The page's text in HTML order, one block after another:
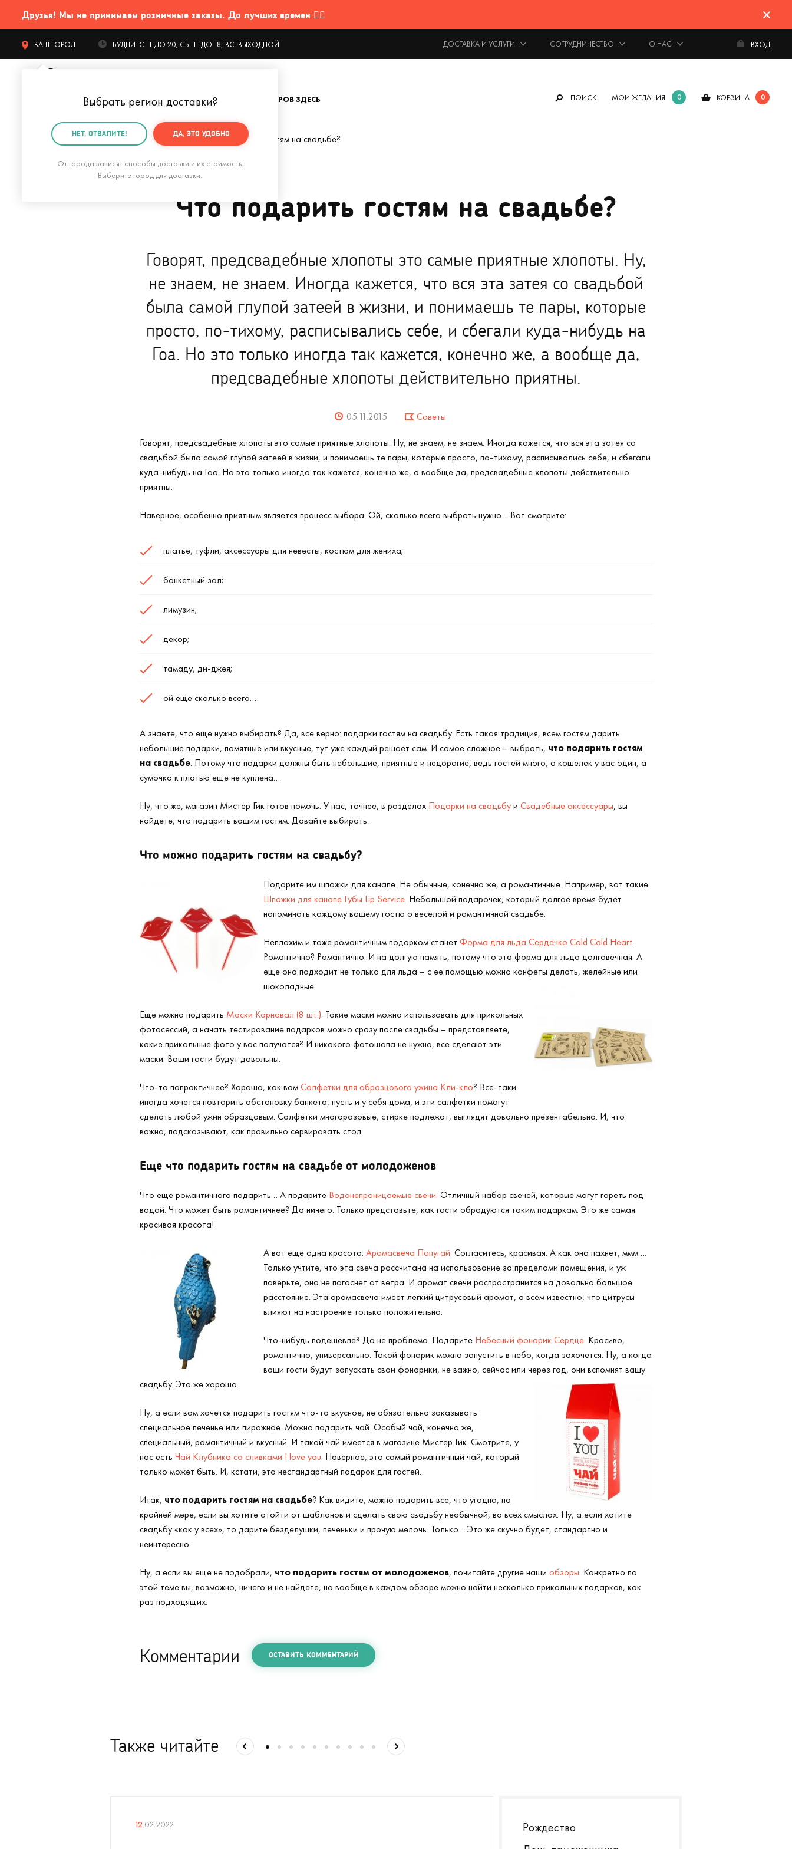
Друзья! Мы не принимаем розничные заказы. До лучших времен 🤷‍♂️
ВАШ ГОРОД
Выбрать регион доставки?
НЕТ, ОТВАЛИТЕ! ДА, ЭТО УДОБНО
От города зависят способы доставки и их стоимость.
Выберите город для доставки.
БУДНИ: С 11 ДО 20, СБ: 11 ДО 18, ВС: ВЫХОДНОЙ ДОСТАВКА И УСЛУГИ СОТРУДНИЧЕСТВО О НАС ВХОД
КАТАЛОГ ТОВАРОВ ЗДЕСЬ ПОИСК МОИ ЖЕЛАНИЯ 0 КОРЗИНА 0
Главная Блог о подарках Советы Что подарить гостям на свадьбе?
Что подарить гостям на свадьбе?
Говорят, предсвадебные хлопоты это самые приятные хлопоты. Ну,
не знаем, не знаем. Иногда кажется, что вся эта затея со свадьбой
была самой глупой затеей в жизни, и понимаешь те пары, которые
просто, по-тихому, расписывались себе, и сбегали куда-нибудь на
Гоа. Но это только иногда так кажется, конечно же, а вообще да,
предсвадебные хлопоты действительно приятны.
05.11.2015 Советы
Говорят, предсвадебные хлопоты это самые приятные хлопоты. Ну, не знаем, не знаем. Иногда кажется, что вся эта затея со
свадьбой была самой глупой затеей в жизни, и понимаешь те пары, которые просто, по-тихому, расписывались себе, и сбегали
куда-нибудь на Гоа. Но это только иногда так кажется, конечно же, а вообще да, предсвадебные хлопоты действительно
приятны.
Наверное, особенно приятным является процесс выбора. Ой, сколько всего выбрать нужно… Вот смотрите:
платье, туфли, аксессуары для невесты, костюм для жениха;
банкетный зал;
лимузин;
декор;
тамаду, ди-джея;
ой еще сколько всего…
А знаете, что еще нужно выбирать? Да, все верно: подарки гостям на свадьбу. Есть такая традиция, всем гостям дарить
небольшие подарки, памятные или вкусные, тут уже каждый решает сам. И самое сложное – выбрать, что подарить гостям
на свадьбе. Потому что подарки должны быть небольшие, приятные и недорогие, ведь гостей много, а кошелек у вас один, а
сумочка к платью еще не куплена…
Ну, что же, магазин Мистер Гик готов помочь. У нас, точнее, в разделах Подарки на свадьбуи Свадебные аксессуары, вы
найдете, что подарить вашим гостям. Давайте выбирать.
Что можно подарить гостям на свадьбу?
Подарите им шпажки для канапе. Не обычные, конечно же, а романтичные. Например, вот такие
Шпажки для канапе Губы Lip Service. Небольшой подарочек, который долгое время будет
напоминать каждому вашему гостю о веселой и романтичной свадьбе.
Неплохим и тоже романтичным подарком станет Форма для льда Сердечко Cold Cold Heart.
Романтично? Романтично. И на долгую память, потому что эта форма для льда долговечная. А
еще она подходит не только для льда – с ее помощью можно конфеты делать, желейные или
шоколадные.
Еще можно подарить Маски Карнавал (8 шт.). Такие маски можно использовать для прикольных
фотосессий, а начать тестирование подарков можно сразу после свадьбы – представляете,
какие прикольные фото у вас получатся? И никакого фотошопа не нужно, все сделают эти
маски. Ваши гости будут довольны.
Что-то попрактичнее? Хорошо, как вамСалфетки для образцового ужина Кли-кло? Все-таки
иногда хочется повторить обстановку банкета, пусть и у себя дома, и эти салфетки помогут
сделать любой ужин образцовым. Салфетки многоразовые, стирке подлежат, выглядят довольно презентабельно. И, что
важно, подсказывают, как правильно сервировать стол.
Еще что подарить гостям на свадьбе от молодоженов
Что еще романтичного подарить… А подарите Водонепроницаемые свечи. Отличный набор свечей, которые могут гореть под
водой. Что может быть романтичнее? Да ничего. Только представьте, как гости обрадуются таким подаркам. Это же самая
красивая красота!
А вот еще одна красота: Аромасвеча Попугай. Согласитесь, красивая. А как она пахнет, ммм….
Только учтите, что эта свеча рассчитана на использование за пределами помещения, и уж
поверьте, она не погаснет от ветра. И аромат свечи распространится на довольно большое
расстояние. Эта аромасвеча имеет легкий цитрусовый аромат, а всем известно, что цитрусы
влияют на настроение только положительно.
Что-нибудь подешевле? Да не проблема. Подарите Небесный фонарик Сердце. Красиво,
романтично, универсально. Такой фонарик можно запустить в небо, когда захочется. Ну, а когда
ваши гости будут запускать свои фонарики, не важно, сейчас или через год, они вспомнят вашу
свадьбу. Это же хорошо.
Ну, а если вам хочется подарить гостям что-то вкусное, не обязательно заказывать
специальное печенье или пирожное. Можно подарить чай. Особый чай, конечно же,
специальный, романтичный и вкусный. И такой чай имеется в магазине Мистер Гик. Смотрите, у
нас есть Чай Клубника со сливками I love you. Наверное, это самый романтичный чай, который
только может быть. И, кстати, это нестандартный подарок для гостей.
Итак, что подарить гостям на свадьбе? Как видите, можно подарить все, что угодно, по
крайней мере, если вы хотите отойти от шаблонов и сделать свою свадьбу необычной, во всех смыслах. Ну, а если хотите
свадьбу «как у всех», то дарите безделушки, печеньки и прочую мелочь. Только… Это же скучно будет, стандартно и
неинтересно.
Ну, а если вы еще не подобрали, что подарить гостям от молодоженов, почитайте другие наши обзоры. Конкретно по
этой теме вы, возможно, ничего и не найдете, но вообще в каждом обзоре можно найти несколько прикольных подарков, как
раз подходящих.
Комментарии ОСТАВИТЬ КОММЕНТАРИЙ
Также читайте
12.02.2022 04.05.2018
Рождество